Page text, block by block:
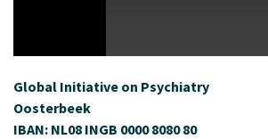
Global Initiative on Psychiatry
Oosterbeek
IBAN: NL08 INGB 0000 8080 80